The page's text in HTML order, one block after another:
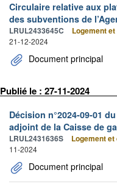
Circulaire relative aux
des subventions de
LRUL2433645C Logement
21-12-2024
Document principal
Publié le : 27-11-2024
Décision n°2024-09-01
adjoint de la Caisse de
LRUL2431636S Logement
11-2024
Document principal